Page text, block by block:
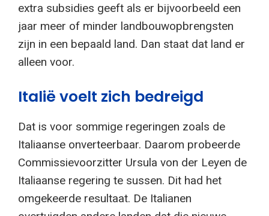
extra subsidies geeft als er bijvoorbeeld een
jaar meer of minder landbouwopbrengsten
zijn in een bepaald land. Dan staat dat land er
alleen voor.
Italië voelt zich bedreigd
Dat is voor sommige regeringen zoals de
Italiaanse onverteerbaar. Daarom probeerde
Commissievoorzitter Ursula von der Leyen de
Italiaanse regering te sussen. Dit had het
omgekeerde resultaat. De Italianen